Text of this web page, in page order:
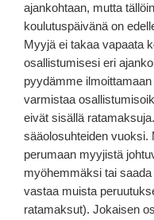
ajankohtaan, mutta
koulutuspäivänä on
Myyjä ei takaa vapaata
osallistumisesi eri
pyydämme
varmistaa
eivät sisällä
sääolosuhteiden vuoksi.
perumaan myyjistä
myöhemmäksi tai
vastaa muista
ratamaksut). Jokaisen